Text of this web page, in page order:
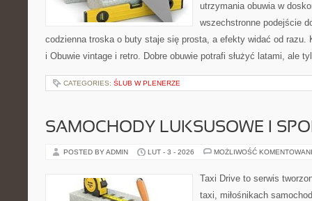
utrzymania obuwia w
wszechstronne podejście
codzienna troska o buty staje się prosta, a efekty widać od razu.
i Obuwie vintage i retro. Dobre obuwie potrafi służyć latami, ale
CATEGORIES: ŚLUB W PLENERZE
SAMOCHODY LUKSUSOWE I
POSTED BY ADMIN LUT - 3 - 2026 MOŻLIWOŚĆ
Taxi Drive to serwis
taxi, miłośnikach